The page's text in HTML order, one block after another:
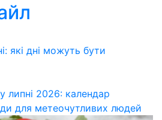
які дні можуть бути
липні 2026: календар
для метеочутливих людей